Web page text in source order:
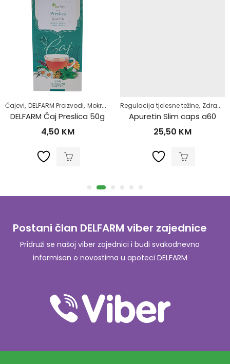
,Zdrav život
Čajevi, DELFARM Proizvodi, Mokraćni sistem ,Samoliječenje,Zdrav život
DELFARM Čaj Preslica 50g
4,50 KM
Regulacija tjelesne težine, Zdrav život
Apuretin Slim caps a60
25,50 KM
Postani član DELFARM viber zajednice
Pridruži se našoj viber zajednici i budi svakodnevno
informisan o novostima u apoteci DELFARM